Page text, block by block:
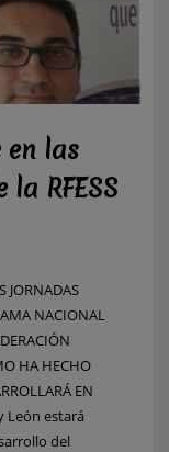
en las
RFESS
JORNADAS
NACIONAL
HA HECHO
EN
León estará
del